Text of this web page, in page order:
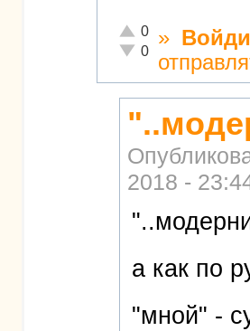
Отлично!
0
Неадекватно!
0
»
2018 -
а как по
"мной" -